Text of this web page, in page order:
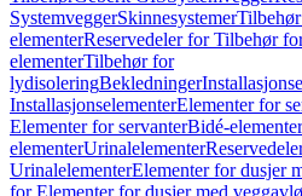
SystemveggerSkinnesystemer
elementerReservedeler for Tilbehør
elementerTilbehør for
lydisoleringBekledninger
InstallasjonselementerElementer for
Elementer for servanterBidé-elementer
elementerUrinalelementer
UrinalelementerElementer for dusjer
for Elementer for dusjer med